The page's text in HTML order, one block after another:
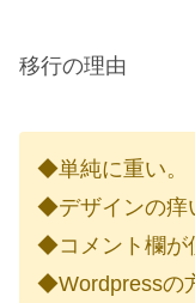
移行の理由
◆単純に重い。
◆デザインの痒
◆コメント欄が
◆Wordpressの